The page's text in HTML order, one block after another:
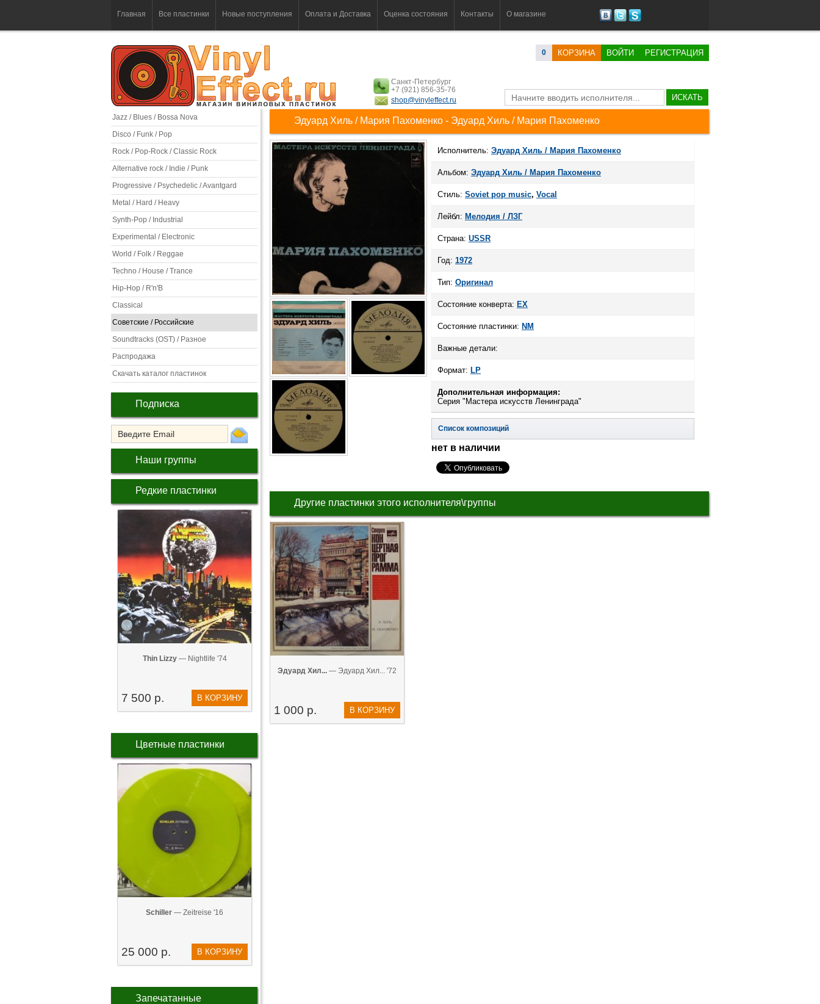
Главная Все пластинки Новые поступления Оплата и Доставка Оценка состояния Контакты О магазине
0 КОРЗИНА ВОЙТИ РЕГИСТРАЦИЯ
Санкт-Петербург
+7 (921) 856-35-76
shop@vinyleffect.ru
ИСКАТЬ
Jazz / Blues / Bossa Nova
Disco / Funk / Pop
Rock / Pop-Rock / Classic Rock
Alternative rock / Indie / Punk
Progressive / Psychedelic / Avantgard
Metal / Hard / Heavy
Synth-Pop / Industrial
Experimental / Electronic
World / Folk / Reggae
Techno / House / Trance
Hip-Hop / R'n'B
Classical
Советские / Российские
Soundtracks (OST) / Разное
Распродажа
Скачать каталог пластинок
Подписка
Наши группы
Редкие пластинки
Thin Lizzy— Nightlife '74
7 500 р. В КОРЗИНУ
Цветные пластинки
Schiller — Zeitreise '16
25 000 р. В КОРЗИНУ
Запечатанные
Эдуард Хиль / Мария Пахоменко - Эдуард Хиль / Мария Пахоменко
Исполнитель: Эдуард Хиль / Мария Пахоменко
Альбом: Эдуард Хиль / Мария Пахоменко
Стиль: Soviet pop music, Vocal
Лейбл: Мелодия / ЛЗГ
Страна: USSR
Год: 1972
Тип: Оригинал
Состояние конверта: EX
Состояние пластинки: NM
Важные детали:
Формат: LP
Дополнительная информация:
Серия "Мастера искусств Ленинграда"
Список композиций
нет в наличии
Другие пластинки этого исполнителя\группы
Эдуард Хил... — Эдуард Хил... '72
1 000 р. В КОРЗИНУ